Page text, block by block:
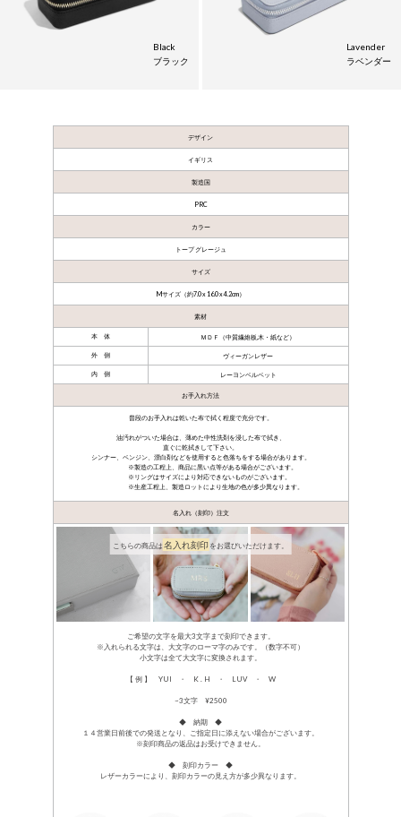
Black
ブラック
Lavender
ラベンダー
デザイン
イギリス
製造国
PRC
カラー
トープ グレージュ
サイズ
Mサイズ（約7.0 x 16.0 x 4.2cm）
素材
本 体 ＭＤＦ（中質繊維板,木・紙など）
外 側 ヴィーガンレザー
内 側 レーヨンベルベット
お手入れ方法
普段のお手入れは乾いた布で拭く程度で充分です。
油汚れがついた場合は、薄めた中性洗剤を浸した布で拭き、
直ぐに乾拭きして下さい。
シンナー、ベンジン、漂白剤などを使用すると色落ちをする場合があります。
製造の工程上、商品に黒い点等がある場合がございます。
リングはサイズにより対応できないものがございます。
生産工程上、製造ロットにより生地の色が多少異なります。
名入れ（刻印）注文
こちらの商品は 名入れ刻印 をお選びいただけます。
ご希望の文字を最大3文字まで刻印できます。
※入れられる文字は、大文字のローマ字のみです。（数字不可）
小文字は全て大文字に変換されます。
【 例 】 YUI ・ K . H ・ LUV ・ W
~3文字 ¥2500
◆ 納期 ◆
１４営業日前後での発送となり、ご指定日に添えない場合がございます。
※刻印商品の返品はお受けできません。
◆ 刻印カラー ◆
レザーカラーにより、刻印カラーの見え方が多少異なります。